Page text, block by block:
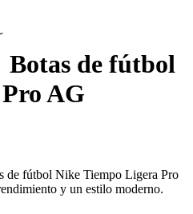
Botas de fútbol
AG
de fútbol Nike Tiempo Ligera Pro
y un estilo moderno.